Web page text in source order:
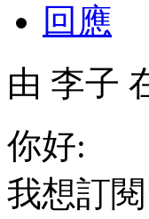
回應
由 李子
你好:
我想訂